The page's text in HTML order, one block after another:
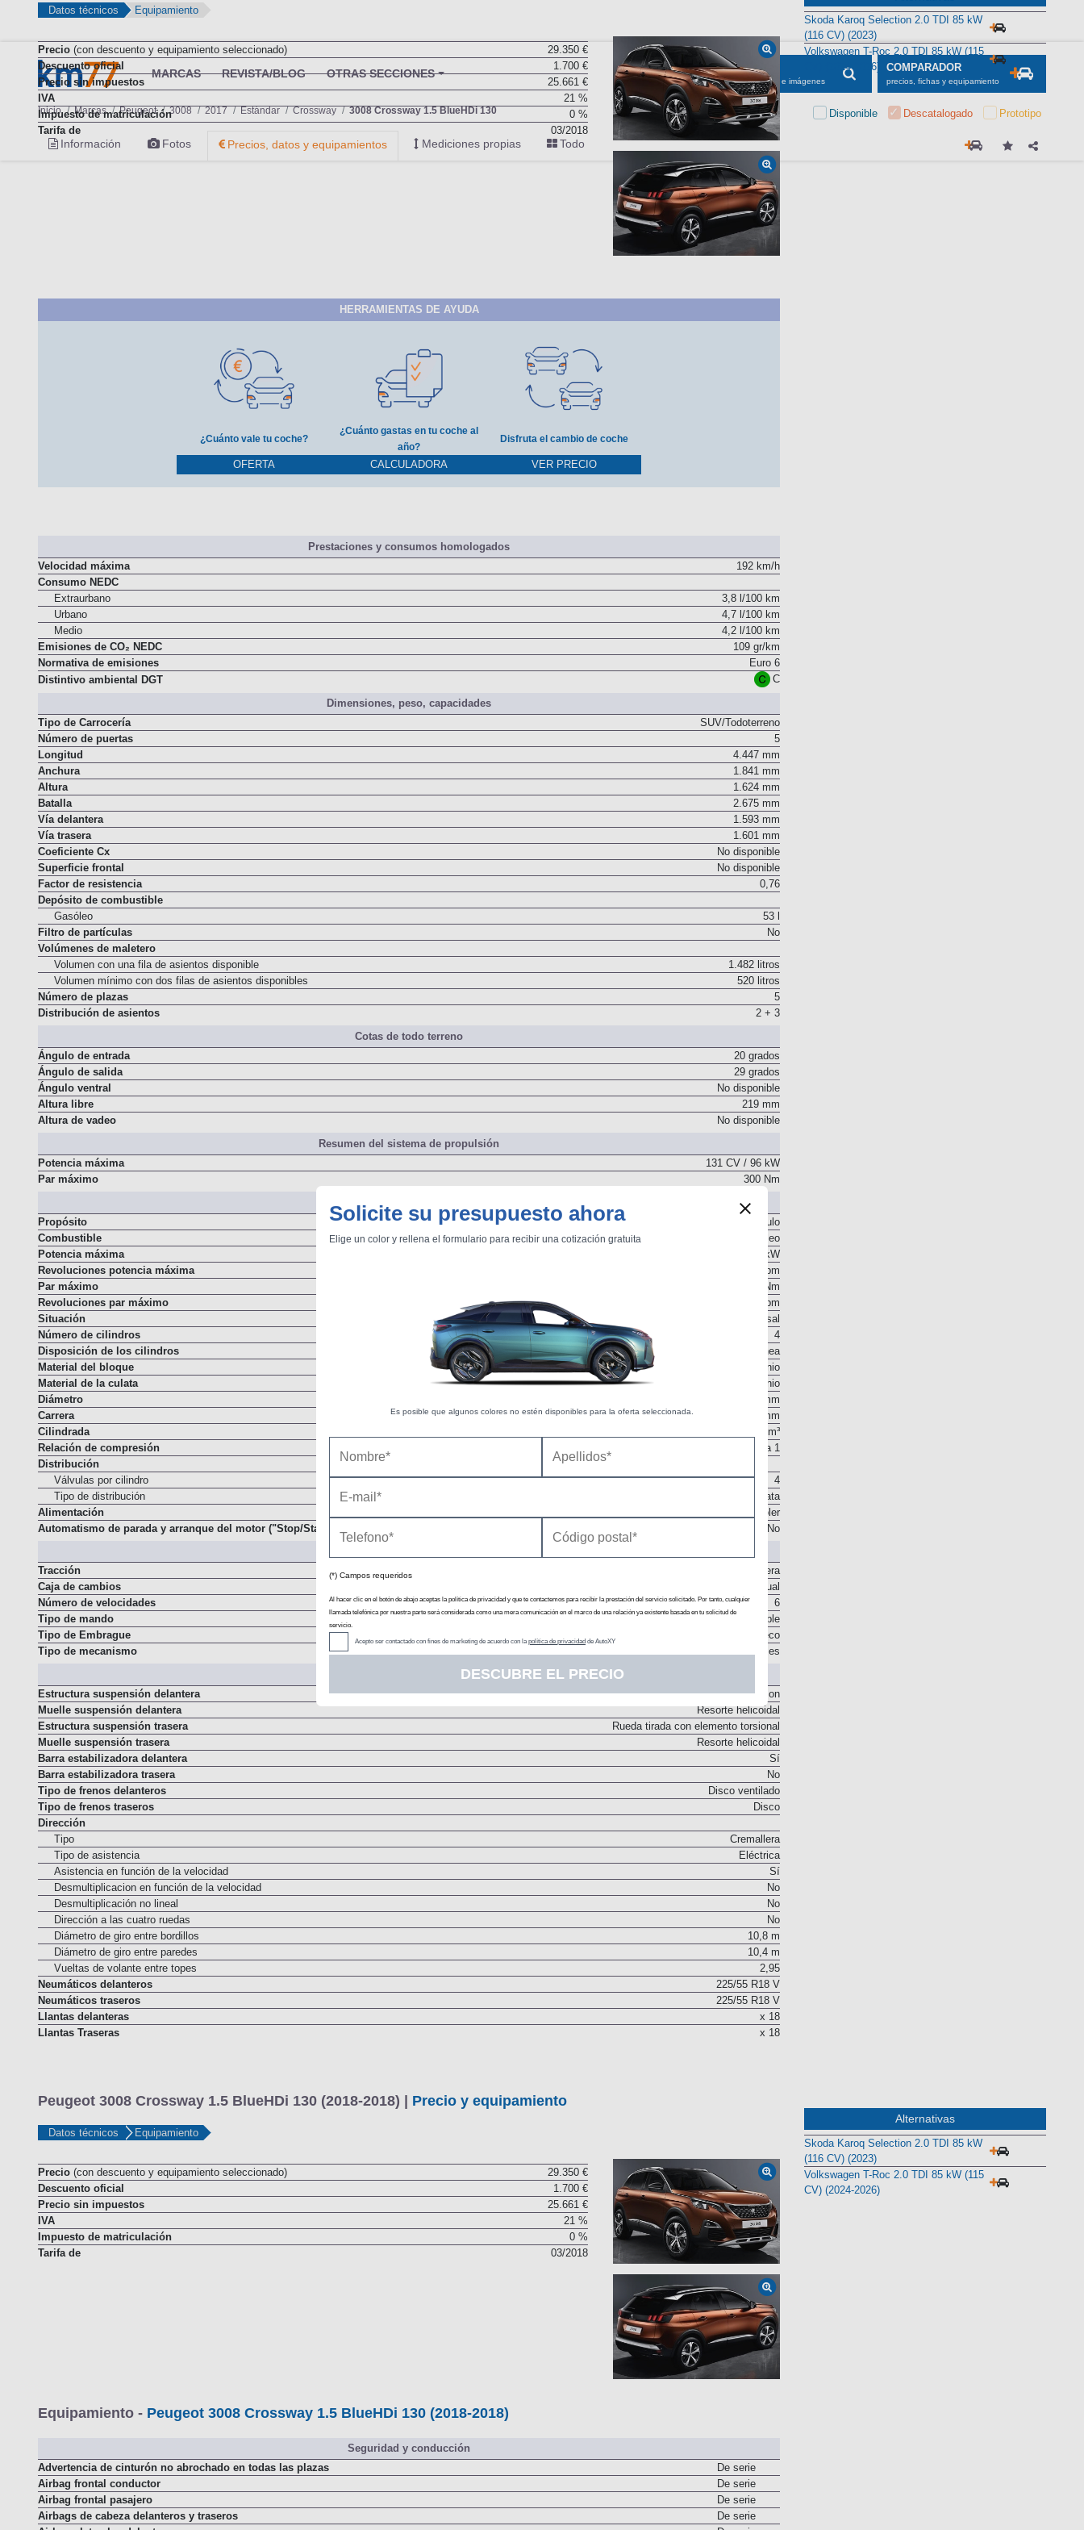
Solicite su presupuesto ahora
Elige un color y rellena el formulario para recibir una cotización gratuita
Es posible que algunos colores no estén disponibles para la oferta seleccionada.
(*) Campos requeridos
Al hacer clic en el botón de abajo aceptas la política de privacidad y que te contactemos para recibir la prestación del servicio solicitado. Por tanto, cualquier
llamada telefónica por nuestra parte será considerada como una mera comunicación en el marco de una relación ya existente basada en tu solicitud de
servicio.
Acepto ser contactado con fines de marketing de acuerdo con la política de privacidad de AutoXY
DESCUBRE EL PRECIO
Precio(con descuento y equipamiento seleccionado)
29.350 €
Descuento oficial
1.700 €
Precio sin impuestos
25.661 €
IVA
21 %
Impuesto de matriculación
0 %
Tarifa de
03/2018
HERRAMIENTAS DE AYUDA
OFERTA
¿Cuánto gastas en tu coche al
año?
CALCULADORA VER PRECIO
Prestaciones y consumos homologados
Velocidad máxima
Consumo NEDC
Extraurbano
3,8 l/100 km
Urbano
4,7 l/100 km
Medio
4,2 l/100 km
Emisiones de CO₂ NEDC
109 gr/km
Normativa de emisiones
Euro 6
Dimensiones, peso, capacidades
Tipo de Carrocería
SUV/Todoterreno
Número de puertas
5
Longitud
4.447 mm
Anchura
1.841 mm
Altura
1.624 mm
Batalla
2.675 mm
Vía delantera
1.593 mm
Vía trasera
1.601 mm
Coeficiente Cx
No disponible
Superficie frontal
No disponible
Factor de resistencia
Depósito de combustible
Gasóleo
53 l
Filtro de partículas
Volúmenes de maletero
Volumen con una fila de asientos disponible
1.482 litros
Volumen mínimo con dos filas de asientos disponibles
520 litros
Número de plazas
5
Cotas de todo terreno
Ángulo de entrada
20 grados
Ángulo de salida
29 grados
Ángulo ventral
No disponible
Altura libre
219 mm
Resumen del sistema de propulsión
Potencia máxima
131 CV / 96 kW
300 Nm
Motor de Combustión
Propósito
Impulsar el vehículo
Combustible
Gasóleo
Potencia máxima
131 CV / 96 kW
Revoluciones potencia máxima
3.750 rpm
Par máximo
300 Nm
Revoluciones par máximo
1.750 rpm
Situación
Delantero transversal
Número de cilindros
4
Disposición de los cilindros
En línea
Material del bloque
Aluminio
Material de la culata
Aluminio
Diámetro
75 mm
Carrera
84,8 mm
Cilindrada
1.499 cm³
Relación de compresión
Distribución
Válvulas por cilindro
4
Tipo de distribución
Dos árboles de levas en la culata
Alimentación
Inyección directa por conducto común. Turbo. Geometría variable. Intercooler
Tracción
Delantera
Caja de cambios
Manual
Número de velocidades
6
Tipo de mando
No disponible
Tipo de Embrague
Embrague monodisco en seco
Estructura suspensión delantera
Tipo McPherson
Muelle suspensión delantera
Resorte helicoidal
Estructura suspensión trasera
Rueda tirada con elemento torsional
Muelle suspensión trasera
Resorte helicoidal
Barra estabilizadora delantera
Sí
Barra estabilizadora trasera
No
Tipo de frenos delanteros
Disco ventilado
Tipo de frenos traseros
Dirección
Tipo
Cremallera
Tipo de asistencia
Eléctrica
Asistencia en función de la velocidad
Sí
Desmultiplicacion en función de la velocidad
No
Desmultiplicación no lineal
No
Dirección a las cuatro ruedas
No
Diámetro de giro entre bordillos
10,8 m
Diámetro de giro entre paredes
10,4 m
Vueltas de volante entre topes
2,95
Neumáticos delanteros
225/55 R18 V
Neumáticos traseros
225/55 R18 V
Llantas delanteras
x 18
Alternativas
Skoda Karoq Selection 2.0 TDI 85 kW
(116 CV) (2023)
Volkswagen T-Roc 2.0 TDI 85 kW (115
CV) (2024-2026)
Peugeot 3008 Crossway 1.5 BlueHDi 130 (2018-2018) | Precio y equipamiento
Precio(con descuento y equipamiento seleccionado)
29.350 €
Descuento oficial
1.700 €
Precio sin impuestos
25.661 €
IVA
21 %
Impuesto de matriculación
0 %
Equipamiento - Peugeot 3008 Crossway 1.5 BlueHDi 130 (2018-2018)
Seguridad y conducción
Advertencia de cinturón no abrochado en todas las plazas
De serie
Airbag frontal conductor
De serie
Airbag frontal pasajero
De serie
Alternativas
Skoda Karoq Selection 2.0 TDI 85 kW
(116 CV) (2023)
Volkswagen T-Roc 2.0 TDI 85 kW (115